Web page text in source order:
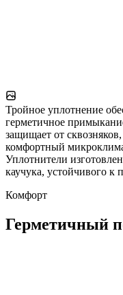
Тройное уплотнение
герметичное
защищает от
комфортный
Уплотнители
каучука, устойчивого к
Комфорт
Герметичный